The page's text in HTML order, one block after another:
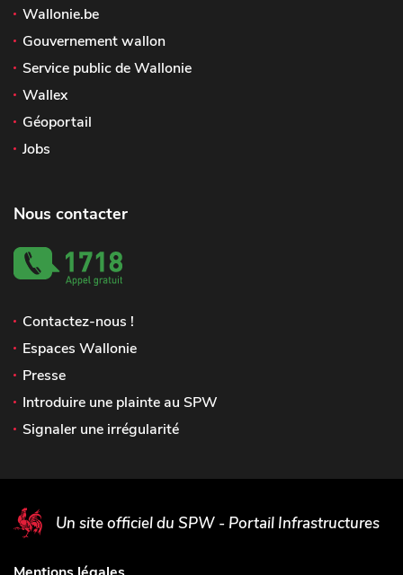
Wallonie.be
Gouvernement wallon
Service public de Wallonie
Wallex
Géoportail
Jobs
Nous contacter
Contactez-nous !
Espaces Wallonie
Presse
Introduire une plainte au SPW
Signaler une irrégularité
Un site officiel du SPW - Portail Infrastructures